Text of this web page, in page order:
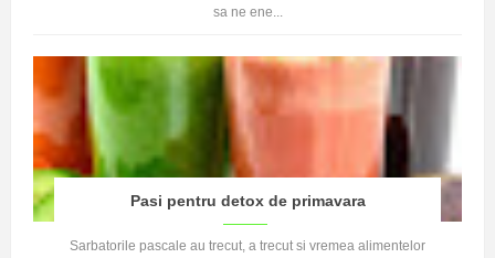
sa ne ene...
Pasi pentru detox de primavara
Sarbatorile pascale au trecut, a trecut si vremea alimentelor